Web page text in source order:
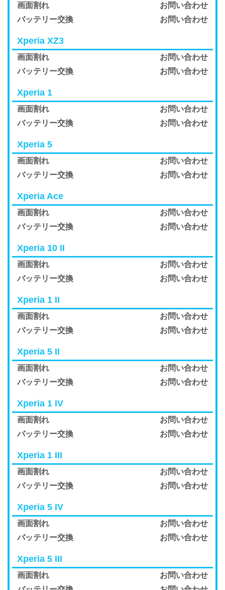
画面割れ
お問い合わせ
バッテリー交換
お問い合わせ
Xperia XZ3
画面割れ
お問い合わせ
バッテリー交換
お問い合わせ
Xperia 1
画面割れ
お問い合わせ
バッテリー交換
お問い合わせ
Xperia 5
画面割れ
お問い合わせ
バッテリー交換
お問い合わせ
Xperia Ace
画面割れ
お問い合わせ
バッテリー交換
お問い合わせ
Xperia 10 II
画面割れ
お問い合わせ
バッテリー交換
お問い合わせ
Xperia 1 II
画面割れ
お問い合わせ
バッテリー交換
お問い合わせ
Xperia 5 II
画面割れ
お問い合わせ
バッテリー交換
お問い合わせ
Xperia 1 IV
画面割れ
お問い合わせ
バッテリー交換
お問い合わせ
Xperia 1 III
画面割れ
お問い合わせ
バッテリー交換
お問い合わせ
Xperia 5 IV
画面割れ
お問い合わせ
バッテリー交換
お問い合わせ
Xperia 5 III
画面割れ
お問い合わせ